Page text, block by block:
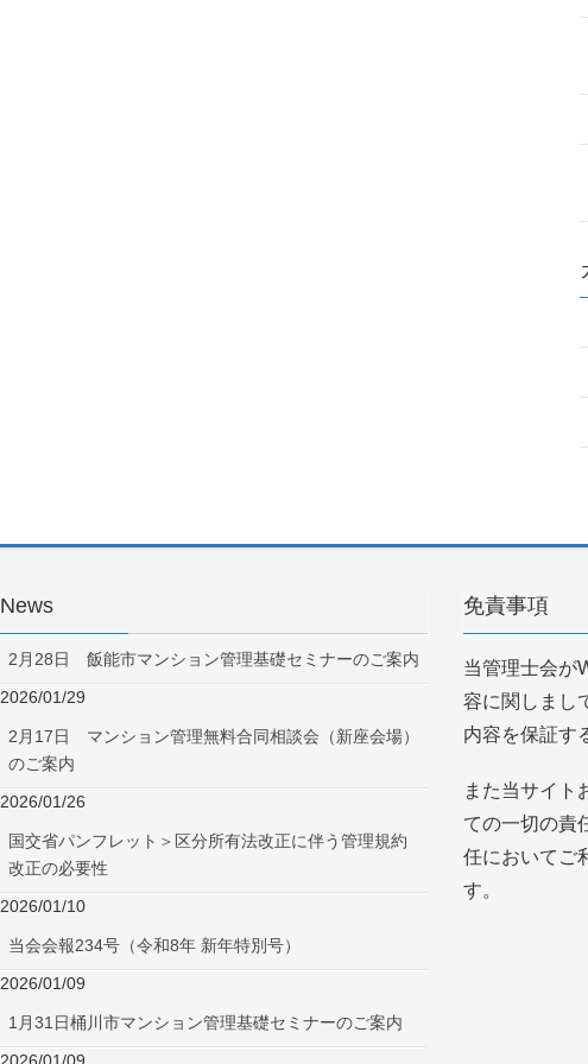
News
2月28日 飯能市マンション管理基礎セミナーのご案内
2026/01/29
2月17日 マンション管理無料合同相談会（新座会場）
のご案内
2026/01/26
国交省パンフレット＞区分所有法改正に伴う管理規約
改正の必要性
2026/01/10
当会会報234号（令和8年 新年特別号）
2026/01/09
1月31日桶川市マンション管理基礎セミナーのご案内
免責事項
当管理士会が
容に関しまし
内容を保証す
また当サイト
ての一切の責
任においてご
す。